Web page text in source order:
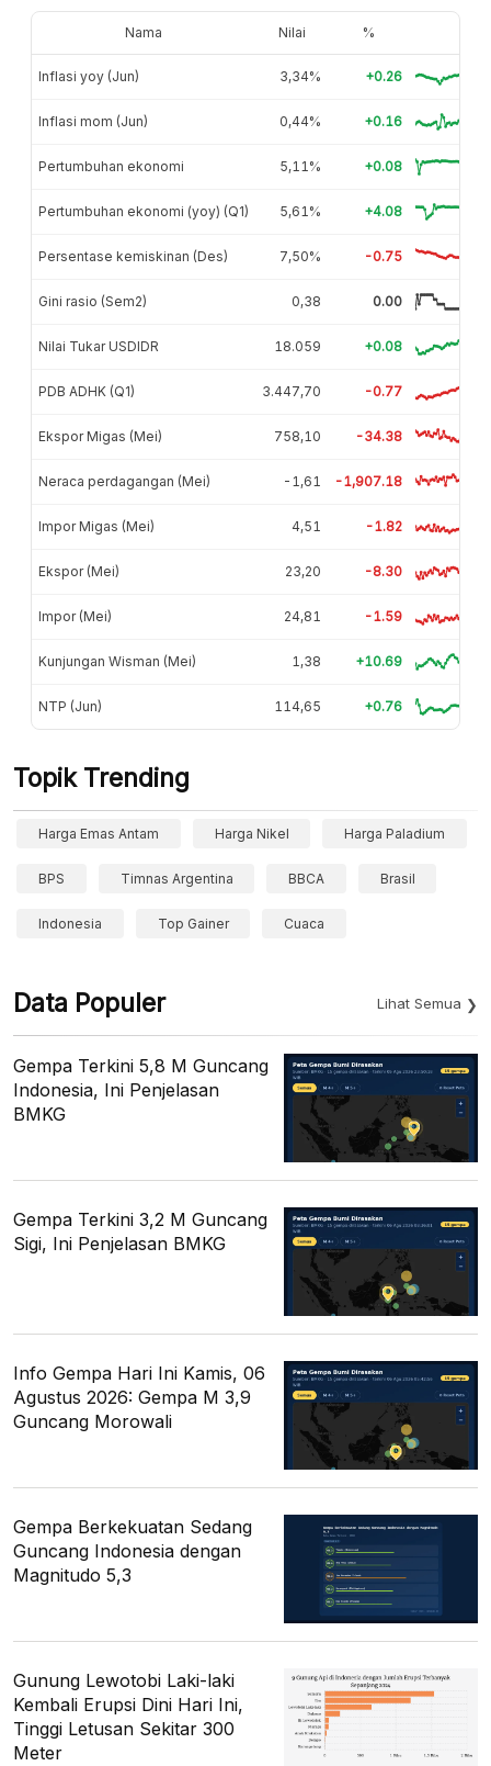
Nama Nilai %
Inflasi yoy (Jun) 3,34% +0.26
Inflasi mom (Jun) 0,44% +0.16
Pertumbuhan ekonomi 5,11% +0.08
Pertumbuhan ekonomi (yoy) (Q1) 5,61% +4.08
Persentase kemiskinan (Des) 7,50% -0.75
Gini rasio (Sem2) 0,38 0.00
Nilai Tukar USDIDR 18.059 +0.08
PDB ADHK (Q1) 3.447,70 -0.77
Ekspor Migas (Mei) 758,10 -34.38
Neraca perdagangan (Mei) -1,61 -1,907.18
Impor Migas (Mei) 4,51 -1.82
Ekspor (Mei) 23,20 -8.30
Impor (Mei) 24,81 -1.59
Kunjungan Wisman (Mei) 1,38 +10.69
NTP (Jun) 114,65 +0.76
Topik Trending
Harga Emas Antam Harga Nikel Harga Paladium
BPS Timnas Argentina BBCA Brasil
Indonesia Top Gainer Cuaca
Data Populer Lihat Semua
Gempa Terkini 5,8 M Guncang
Indonesia, Ini Penjelasan
BMKG
Gempa Terkini 3,2 M Guncang
Sigi, Ini Penjelasan BMKG
Info Gempa Hari Ini Kamis, 06
Agustus 2026: Gempa M 3,9
Guncang Morowali
Gempa Berkekuatan Sedang
Guncang Indonesia dengan
Magnitudo 5,3
Gunung Lewotobi Laki-laki
Kembali Erupsi Dini Hari Ini,
Tinggi Letusan Sekitar 300
Meter